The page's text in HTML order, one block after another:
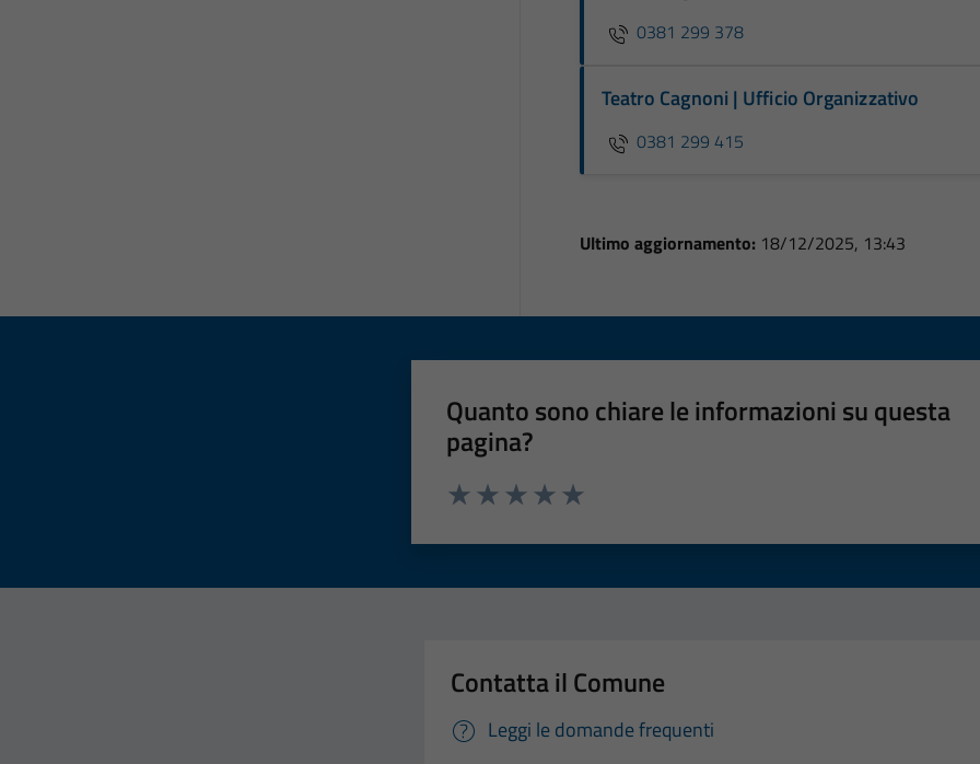
0381 299 378
Teatro Cagnoni | Ufficio Organizzativo
0381 299 415
Ultimo aggiornamento: 18/12/2025, 13:43
Quanto sono chiare le informazioni su questa
pagina?
Contatta il Comune
Leggi le domande frequenti